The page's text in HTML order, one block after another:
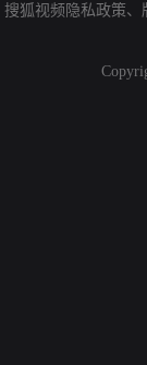
搜狐视频隐私政策、